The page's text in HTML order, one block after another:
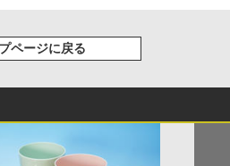
ページに戻る